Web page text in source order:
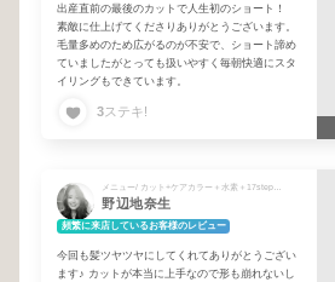
出産直前の最後のカットで人生初のショート！
素敵に仕上げてくださりありがとうございます。
毛量多めのため広がるのが不安で、ショート諦め
ていましたがとっても扱いやすく毎朝快適にスタ
イリングもできています。
3ステキ!
野辺地奈生
頻繁に来店しているお客様のレビュー
今回も髪ツヤツヤにしてくれてありがとうござい
ます♪ カットが本当に上手なので形も崩れないし